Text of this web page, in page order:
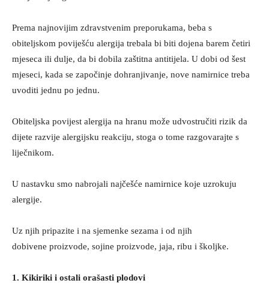
Prema najnovijim zdravstvenim preporukama, beba s
obiteljskom poviješću alergija trebala bi biti dojena barem četiri
mjeseca ili dulje, da bi dobila zaštitna antitijela. U dobi od šest
mjeseci, kada se započinje dohranjivanje, nove namirnice treba
uvoditi jednu po jednu.
Obiteljska povijest alergija na hranu može udvostručiti rizik da
dijete razvije alergijsku reakciju, stoga o tome razgovarajte s
liječnikom.
U nastavku smo nabrojali najčešće namirnice koje uzrokuju
alergije.
Uz njih pripazite i na sjemenke sezama i od njih
dobivene proizvode, sojine proizvode, jaja, ribu i školjke.
1. Kikiriki i ostali orašasti plodovi